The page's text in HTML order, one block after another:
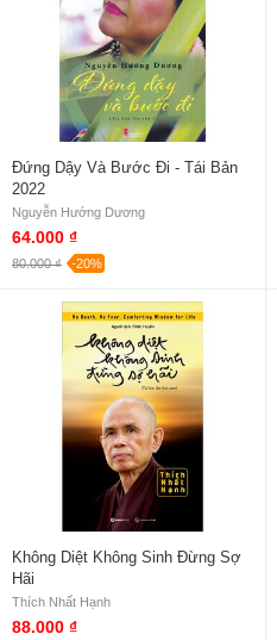
Đứng Dậy Và Bước Đi - Tái Bản
2022
Nguyễn Hướng Dương
64.000 ₫
80.000 ₫ -20%
Không Diệt Không Sinh Đừng Sợ
Hãi
Thích Nhất Hạnh
88.000 ₫